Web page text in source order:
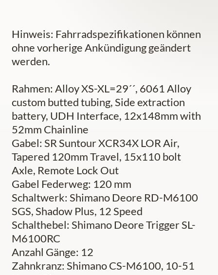
Hinweis: Fahrradspezifikationen können
ohne vorherige Ankündigung geändert
werden.
Rahmen: Alloy XS-XL=29´´, 6061 Alloy
custom butted tubing, Side extraction
battery, UDH Interface, 12x148mm with
52mm Chainline
Gabel: SR Suntour XCR34X LOR Air,
Tapered 120mm Travel, 15x110 bolt
Axle, Remote Lock Out
Gabel Federweg: 120 mm
Schaltwerk: Shimano Deore RD-M6100
SGS, Shadow Plus, 12 Speed
Schalthebel: Shimano Deore Trigger SL-
M6100RC
Anzahl Gänge: 12
Zahnkranz: Shimano CS-M6100, 10-51